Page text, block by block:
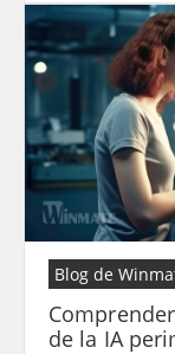
Blog de
de la IA